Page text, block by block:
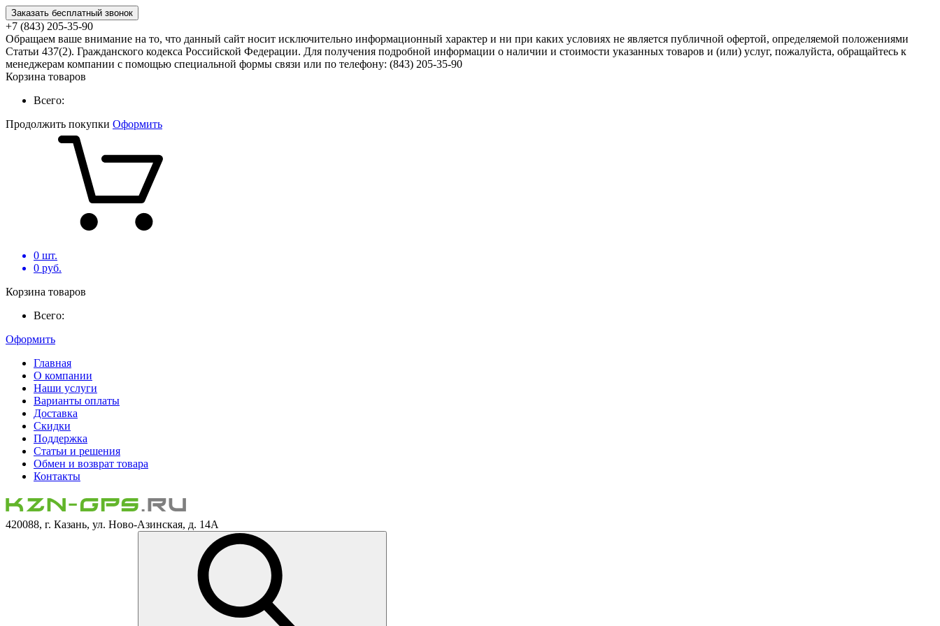
Заказать бесплатный звонок
+7 (843) 205-35-90
Обращаем ваше внимание на то, что данный сайт носит исключительно информационный характер и ни при каких условиях не является публичной офертой, определяемой положениями
Статьи 437(2). Гражданского кодекса Российской Федерации. Для получения подробной информации о наличии и стоимости указанных товаров и (или) услуг, пожалуйста, обращайтесь к
менеджерам компании с помощью специальной формы связи или по телефону: (843) 205-35-90
Корзина товаров
Всего:
Продолжить покупки Оформить
0 шт.
0 руб.
Корзина товаров
Всего:
Оформить
Главная
О компании
Наши услуги
Варианты оплаты
Доставка
Скидки
Поддержка
Статьи и решения
Обмен и возврат товара
Контакты
420088, г. Казань, ул. Ново-Азинская, д. 14А